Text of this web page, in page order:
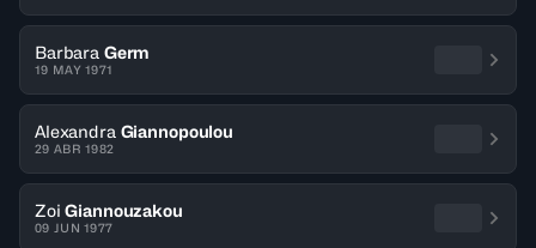
Barbara Germ
19 MAY 1971
Alexandra Giannopoulou
29 ABR 1982
Zoi Giannouzakou
09 JUN 1977